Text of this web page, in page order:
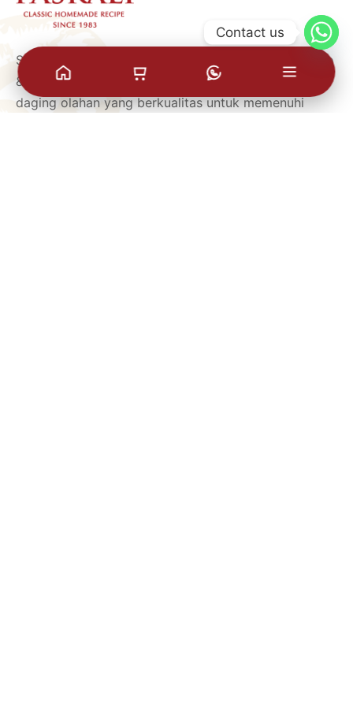
Sejak awal berdiri di tahun 1983 hingga saat ini, Baso
& Sosis Paskali berfokus untuk memberikan produk
daging olahan yang berkualitas untuk memenuhi
Contact us